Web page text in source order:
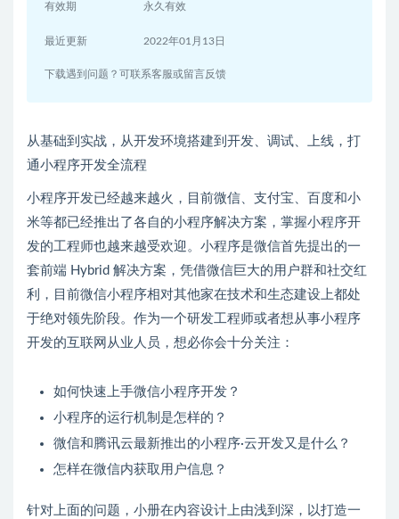
有效期 永久有效
最近更新 2022年01月13日
下载遇到问题？可联系客服或留言反馈
从基础到实战，从开发环境搭建到开发、调试、上线，打
通小程序开发全流程
小程序开发已经越来越火，目前微信、支付宝、百度和小
米等都已经推出了各自的小程序解决方案，掌握小程序开
发的工程师也越来越受欢迎。小程序是微信首先提出的一
套前端 Hybrid 解决方案，凭借微信巨大的用户群和社交红
利，目前微信小程序相对其他家在技术和生态建设上都处
于绝对领先阶段。作为一个研发工程师或者想从事小程序
开发的互联网从业人员，想必你会十分关注：
如何快速上手微信小程序开发？
小程序的运行机制是怎样的？
微信和腾讯云最新推出的小程序·云开发又是什么？
怎样在微信内获取用户信息？
针对上面的问题，小册在内容设计上由浅到深，以打造一